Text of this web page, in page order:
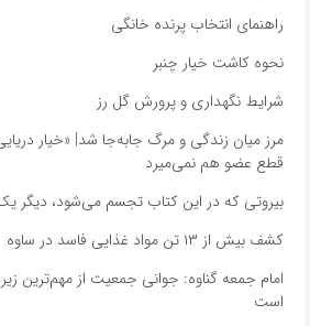
راهنمای انتخاب پرنده خانگی
نحوه کاشت خیار چنبر
شرایط نگهداری و پرورش گل رز
مرز میان زندگی و مرگ جابه‌جا شد| «خیار
قطع عضو هم نمی‌میرد
بیروتی که در این کتاب تجسم می‌شود، دیگر
کشف بیش از ۱۳ تن مواد غذایی فاسد در ساوه
امام جمعه گناوه: جوانی جمعیت از مهم‌ترین
است